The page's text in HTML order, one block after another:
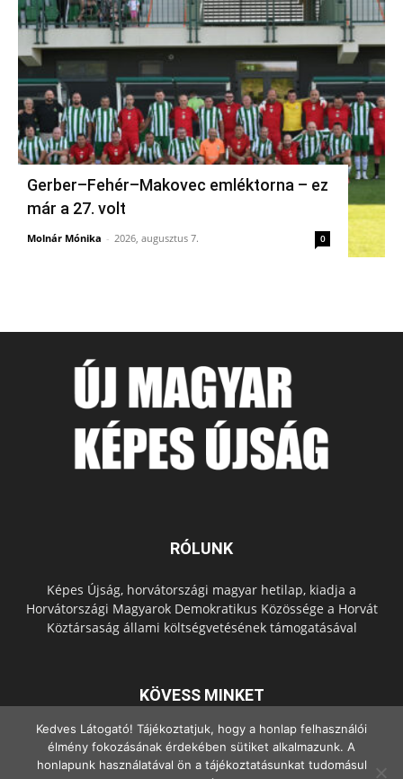
Gerber–Fehér–Makovec emléktorna – ez
már a 27. volt
Molnár Mónika - 2026, augusztus 7. 0
RÓLUNK
Képes Újság, horvátországi magyar hetilap, kiadja a
Horvátországi Magyarok Demokratikus Közössége a Horvát
Köztársaság állami költségvetésének támogatásával
KÖVESS MINKET
Kedves Látogató! Tájékoztatjuk, hogy a honlap felhasználói
élmény fokozásának érdekében sütiket alkalmazunk. A
honlapunk használatával ön a tájékoztatásunkat tudomásul